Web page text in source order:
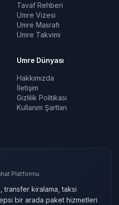
Tavaf Rehberi
Umre Vizesi
Umre Masrafı
Umre Takvimi
Umre Dünyası
Hakkımızda
İletişim
Gizlilik Politikası
Kullanım Şartları
Platformu
kiralama, taksi
bir arada paket hizmetleri